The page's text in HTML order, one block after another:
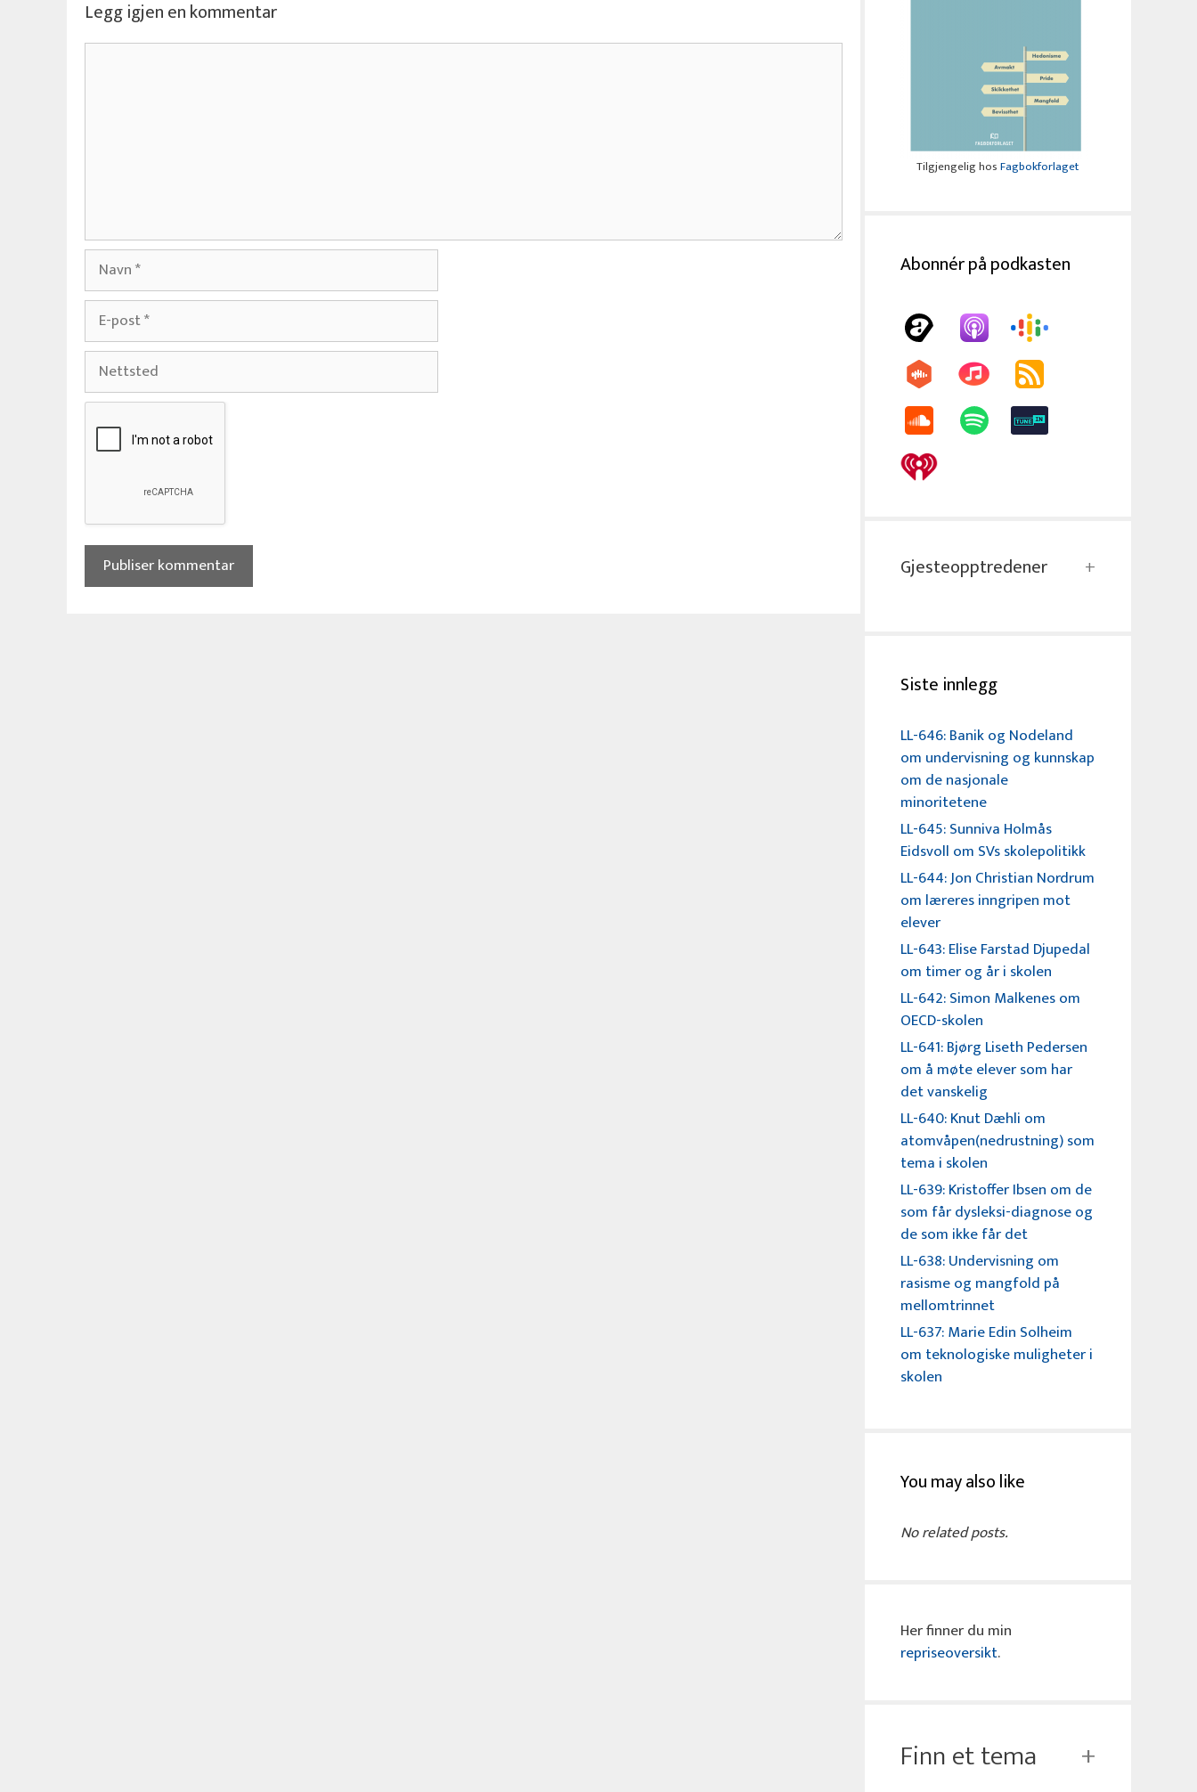
Legg igjen en kommentar
Kommentar
Navn
E-
post
Nettsted
Tilgjengelig hosFagbokforlaget
Abonnér på podkasten
Gjesteopptredener
Siste innlegg
LL-646: Banik og Nodeland
om undervisning og kunnskap
om de nasjonale
minoritetene
LL-645: Sunniva Holmås
Eidsvoll om SVs skolepolitikk
LL-644: Jon Christian Nordrum
om læreres inngripen mot
elever
LL-643: Elise Farstad Djupedal
om timer og år i skolen
LL-642: Simon Malkenes om
OECD-skolen
LL-641: Bjørg Liseth Pedersen
om å møte elever som har
det vanskelig
LL-640: Knut Dæhli om
atomvåpen(nedrustning) som
tema i skolen
LL-639: Kristoffer Ibsen om de
som får dysleksi-diagnose og
de som ikke får det
LL-638: Undervisning om
rasisme og mangfold på
mellomtrinnet
LL-637: Marie Edin Solheim
om teknologiske muligheter i
skolen
You may also like
No related posts.
Her finner du min
repriseoversikt.
Finn et tema